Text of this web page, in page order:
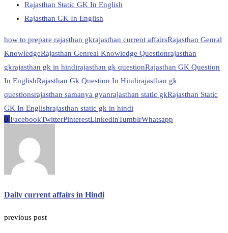
Rajasthan Static GK In English
Rajasthan GK In English
how to prepare rajasthan gkrajasthan current affairsRajasthan Genral
KnowledgeRajasthan Genreal Knowledge Questionrajasthan
gkrajasthan gk in hindirajasthan gk questionRajasthan GK Question
In EnglishRajasthan Gk Question In Hindirajasthan gk
questionsrajasthan samanya gyanrajasthan static gkRajasthan Static
GK In Englishrajasthan static gk in hindi
0 FacebookTwitterPinterestLinkedinTumblrWhatsapp
Daily current affairs in Hindi
previous post